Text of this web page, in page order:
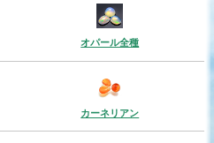
オパール全種
カーネリアン